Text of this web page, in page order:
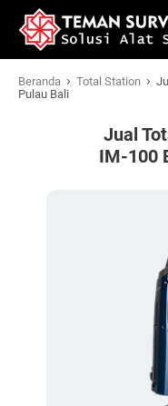
Beranda › Total Station ›
Pulau Bali
Jual
IM-100